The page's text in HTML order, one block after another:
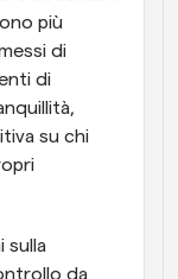
più
di
di
su chi
sulla
da